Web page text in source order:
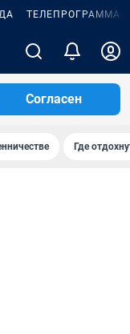
ТЕЛЕПРОГРАММА
Согласен
Где